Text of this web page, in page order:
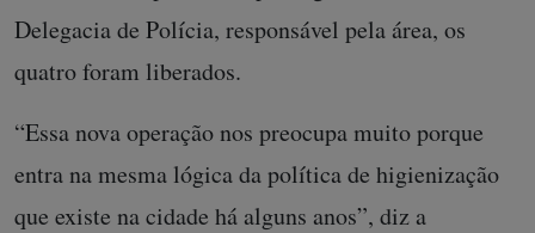
Delegacia de Polícia, responsável pela área, os
quatro foram liberados.
“Essa nova operação nos preocupa muito porque
entra na mesma lógica da política de higienização
que existe na cidade há alguns anos”, diz a